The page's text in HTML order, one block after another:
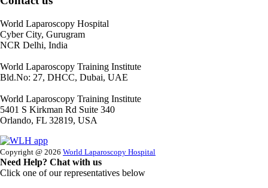
World Laparoscopy Hospital
Cyber City, Gurugram
NCR Delhi, India
World Laparoscopy Training Institute
Bld.No: 27, DHCC, Dubai, UAE
World Laparoscopy Training Institute
5401 S Kirkman Rd Suite 340
Orlando, FL 32819, USA
Copyright @ 2026 World Laparoscopy Hospital
Need Help? Chat with us
Click one of our representatives below